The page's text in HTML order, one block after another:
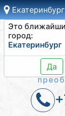
Екатеринбург
Это
город:
Екатеринбург
Да